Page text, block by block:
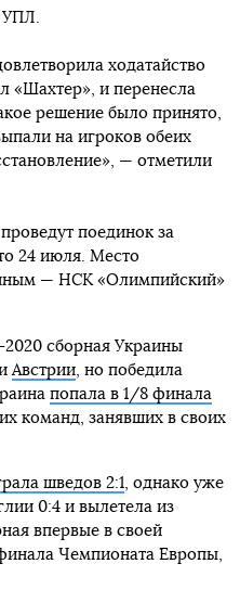
УПЛ.
ходатайство
«Шахтер», и перенесла
решение было принято,
на игроков обеих
— отметили
поединок за
24 июля. Место
— НСК «Олимпийский»
сборная Украины
Австрии, но победила
попала в 1/8 финала
команд, занявших в своих
шведов 2:1, однако уже
0:4 и вылетела из
впервые в своей
Чемпионата Европы,